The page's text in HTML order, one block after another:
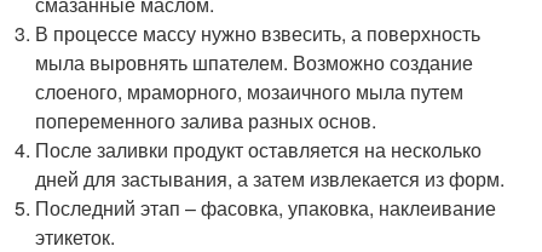
В процессе массу нужно взвесить, а поверхность
мыла выровнять шпателем. Возможно создание
слоеного, мраморного, мозаичного мыла путем
попеременного залива разных основ.
После заливки продукт оставляется на несколько
дней для застывания, а затем извлекается из форм.
Последний этап – фасовка, упаковка, наклеивание
этикеток.